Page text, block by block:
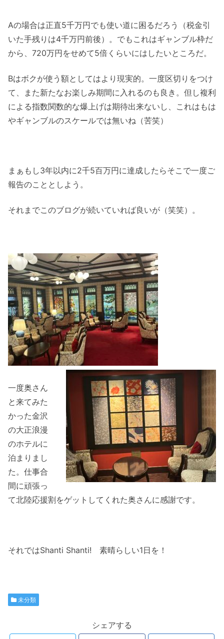
Aの場合は正直5千万円でも使い道に困るだろう（税金引
いた手残りは4千万円前後）。でもこれはギャンブル枠だ
から、720万円をせめて5倍くらいにはしたいところだ。
Bはボクが使う額としてはより現実的。一度区切りをつけ
て、また新たなお楽しみ期間に入れるのも良き。但し複利
による指数関数的な爆上げは期待出来ないし、これはもは
やギャンブルのスケールでは無いね（苦笑）
まぁもし3年以内に2千5百万円に達成したらそこで一度ご
報告のこととしよう。
それまでこのブログが続いていれば良いが（笑笑）。
一度奥さん
と来てみた
かった金沢
の大正浪漫
のホテルに
泊まりまし
た。仕事合
間に頑張っ
て北陸応援割をゲットしてくれた奥さんに感謝です。
それではShanti Shanti! 素晴らしい1日を！
未分類
シェアする